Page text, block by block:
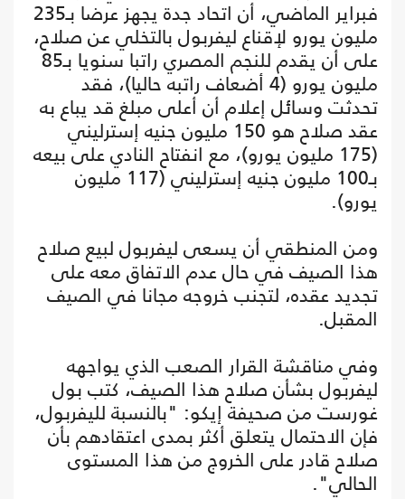
فبراير الماضي، أن اتحاد جدة يجهز عرضا بـ235
مليون يورو لإقناع ليفربول بالتخلي عن صلاح،
على أن يقدم للنجم المصري راتبا سنويا بـ85
مليون يورو (4 أضعاف راتبه حاليا)، فقد
تحدثت وسائل إعلام أن أعلى مبلغ قد يباع به
عقد صلاح هو 150 مليون جنيه إسترليني
(175 مليون يورو)، مع انفتاح النادي على بيعه
بـ100 مليون جنيه إسترليني (117 مليون
يورو).
ومن المنطقي أن يسعى ليفربول لبيع صلاح
هذا الصيف في حال عدم الاتفاق معه على
تجديد عقده، لتجنب خروجه مجانا في الصيف
المقبل.
وفي مناقشة القرار الصعب الذي يواجهه
ليفربول بشأن صلاح هذا الصيف، كتب بول
غورست من صحيفة إيكو: "بالنسبة لليفربول،
فإن الاحتمال يتعلق أكثر بمدى اعتقادهم بأن
صلاح قادر على الخروج من هذا المستوى
الحالي".